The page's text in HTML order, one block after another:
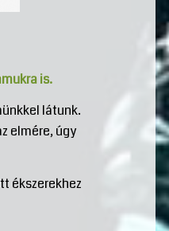
is.
látunk.
elmére, úgy
ékszerekhez